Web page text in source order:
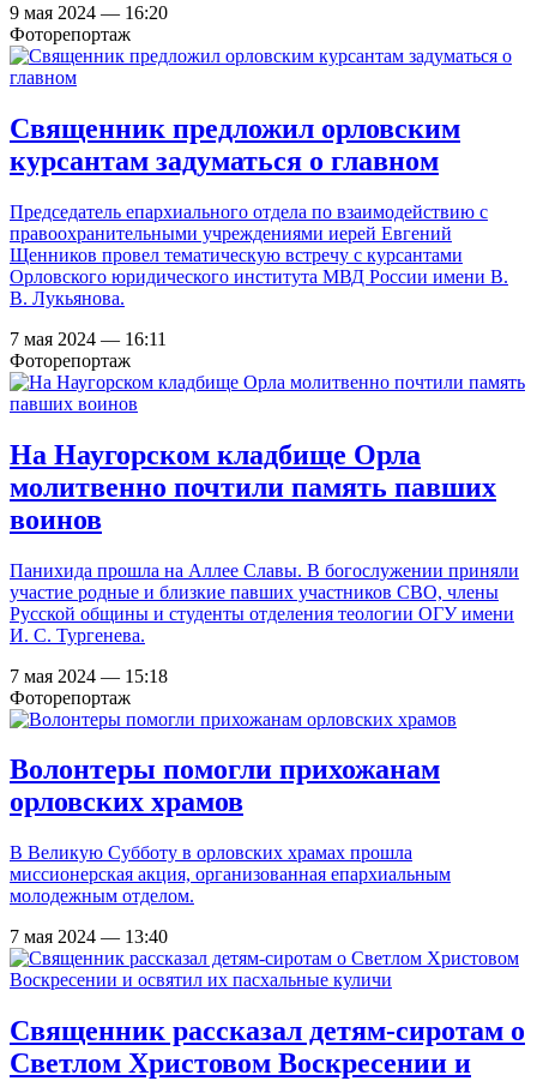
9 мая 2024 — 16:20
Фоторепортаж
Священник предложил орловским
курсантам задуматься о главном
Председатель епархиального отдела по взаимодействию с
правоохранительными учреждениями иерей Евгений
Щенников провел тематическую встречу с курсантами
Орловского юридического института МВД России имени В.
В. Лукьянова.
7 мая 2024 — 16:11
Фоторепортаж
На Наугорском кладбище Орла
молитвенно почтили память павших
воинов
Панихида прошла на Аллее Славы. В богослужении приняли
участие родные и близкие павших участников СВО, члены
Русской общины и студенты отделения теологии ОГУ имени
И. С. Тургенева.
7 мая 2024 — 15:18
Фоторепортаж
Волонтеры помогли прихожанам
орловских храмов
В Великую Субботу в орловских храмах прошла
миссионерская акция, организованная епархиальным
молодежным отделом.
7 мая 2024 — 13:40
Священник рассказал детям-сиротам о
Светлом Христовом Воскресении и